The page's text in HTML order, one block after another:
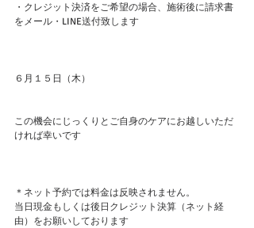
・クレジット決済をご希望の場合、施術後に請求書
をメール・LINE送付致します
６月１５日（木）
この機会にじっくりとご自身のケアにお越しいただ
ければ幸いです
＊ネット予約では料金は反映されません。
当日現金もしくは後日クレジット決算（ネット経
由）をお願いしております